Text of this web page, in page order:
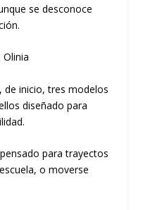
se desconoce
de inicio, tres modelos
diseñado para
para trayectos
o moverse